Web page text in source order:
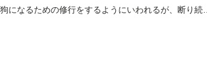
なるための修行をするようにいわれるが、断り続け